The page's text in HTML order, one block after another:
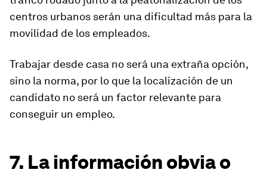
centros urbanos serán una dificultad más para la
movilidad de los empleados.
Trabajar desde casa no será una extraña opción,
sino la norma, por lo que la localización de un
candidato no será un factor relevante para
conseguir un empleo.
7. La información obvia o